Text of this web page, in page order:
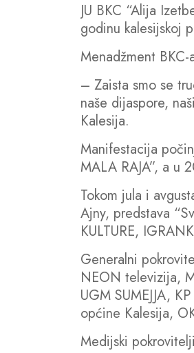
JU BKC “Alija
godinu kalesijskoj
Menadžment
– Zaista smo se
naše dijaspore,
Kalesija.
Manifestacija
MALA RAJA”, a u
Tokom jula i
Ajny, predstava
KULTURE,
Generalni
NEON televizija,
UGM SUMEJJA,
općine Kalesija,
Medijski